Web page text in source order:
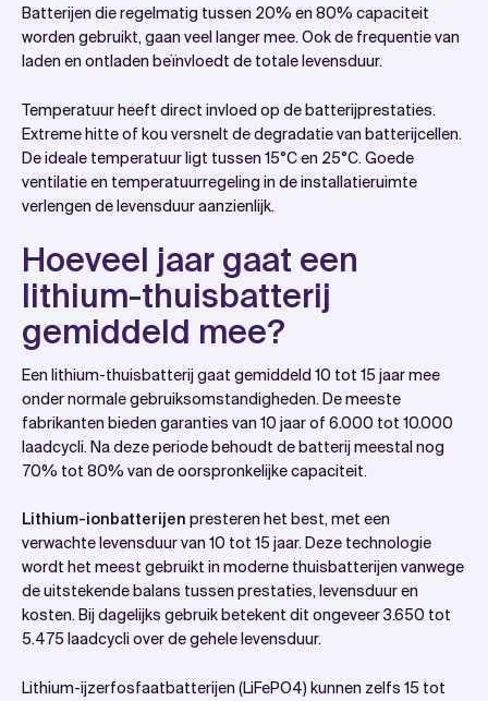
Batterijen die regelmatig tussen 20% en 80% capaciteit
worden gebruikt, gaan veel langer mee. Ook de frequentie van
laden en ontladen beïnvloedt de totale levensduur.
Temperatuur heeft direct invloed op de batterijprestaties.
Extreme hitte of kou versnelt de degradatie van batterijcellen.
De ideale temperatuur ligt tussen 15°C en 25°C. Goede
ventilatie en temperatuurregeling in de installatieruimte
verlengen de levensduur aanzienlijk.
Hoeveel jaar gaat een
lithium-thuisbatterij
gemiddeld mee?
Een lithium-thuisbatterij gaat gemiddeld 10 tot 15 jaar mee
onder normale gebruiksomstandigheden. De meeste
fabrikanten bieden garanties van 10 jaar of 6.000 tot 10.000
laadcycli. Na deze periode behoudt de batterij meestal nog
70% tot 80% van de oorspronkelijke capaciteit.
Lithium-ionbatterijen presteren het best, met een
verwachte levensduur van 10 tot 15 jaar. Deze technologie
wordt het meest gebruikt in moderne thuisbatterijen vanwege
de uitstekende balans tussen prestaties, levensduur en
kosten. Bij dagelijks gebruik betekent dit ongeveer 3.650 tot
5.475 laadcycli over de gehele levensduur.
Lithium-ijzerfosfaatbatterijen (LiFePO4) kunnen zelfs 15 tot